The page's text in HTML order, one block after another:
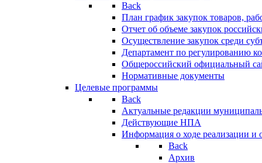
Back
План график закупок товаров,
Отчет об объеме закупок
Осуществление закупок среди
Департамент по регулированию
Общероссийский официальный
Нормативные документы
Целевые программы
Back
Актуальные редакции
Действующие НПА
Информация о ходе реализации
Back
Архив